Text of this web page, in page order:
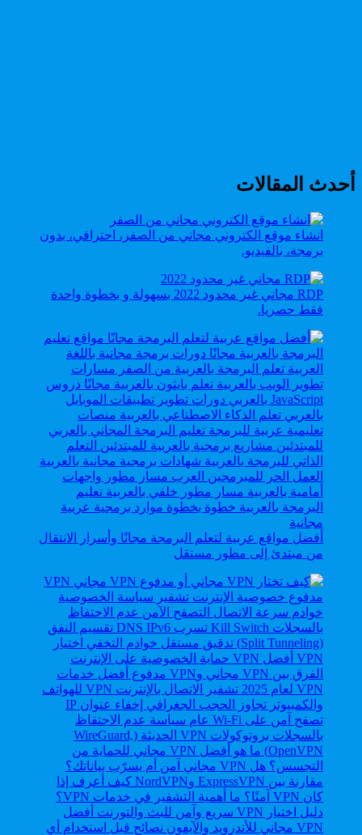
أحدث المقالات
انشاء موقع الكتروني مجاني من الصفر، احترافي، بدون
برمجة، بالفيديو.
RDP مجاني غير محدود 2022 بسهولة و بخطوة واحدة
فقط حصريا.
أفضل مواقع عربية لتعلم البرمجة مجانًا وأسرار الانتقال
من مبتدئ إلى مطور مستقل